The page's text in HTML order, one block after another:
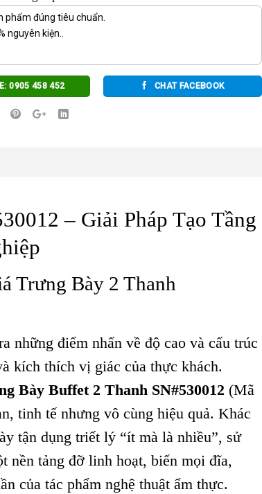
phẩm đúng tiêu chuẩn.
nguyên kiện..
0905 458 452 CHAT FACEBOOK
– Giải Pháp Tạo Tầng
Trưng Bày 2 Thanh
những điểm nhấn về độ cao và cấu trúc
kích thích vị giác của thực khách.
Bày Buffet 2 Thanh SN#530012 (Mã
tinh tế nhưng vô cùng hiệu quả. Khác
tận dụng triết lý “ít mà là nhiều”, sử
nền tảng đỡ linh hoạt, biến mọi đĩa,
của tác phẩm nghệ thuật ẩm thực.